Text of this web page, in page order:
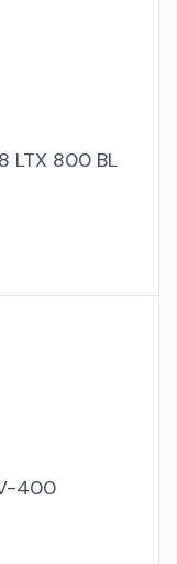
LTX 800 BL
400